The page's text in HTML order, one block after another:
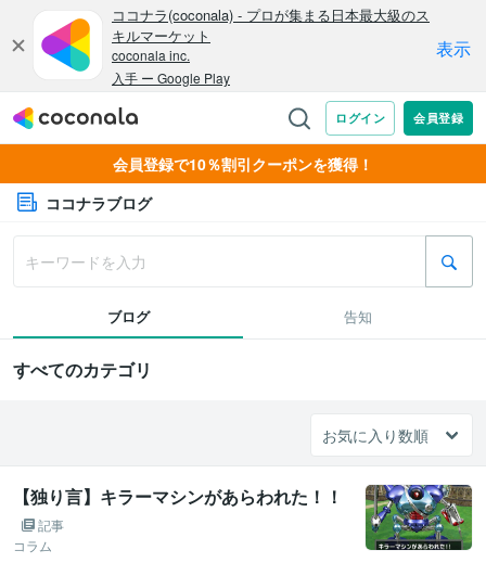
会員登録で10％割引クーポンを獲得！
ココナラブログ
ブログ 告知
すべてのカテゴリ
【独り言】キラーマシンがあらわれた！！
記事
コラム